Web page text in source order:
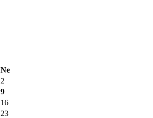
Ne
2
9
16
23